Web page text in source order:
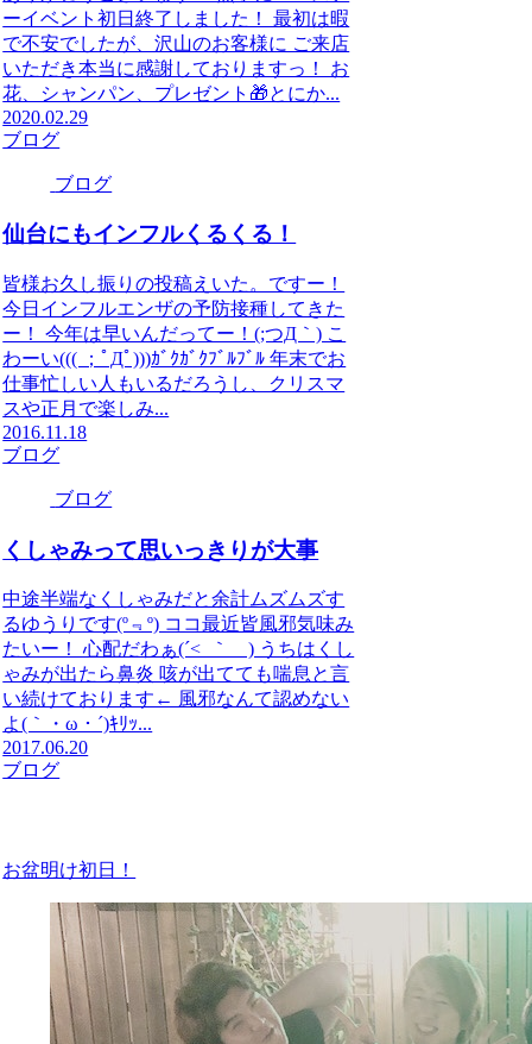
ーイベント初日終了しました！ 最初は暇
で不安でしたが、沢山のお客様に ご来店
いただき本当に感謝しておりますっ！ お
花、シャンパン、プレゼント🎁とにか...
2020.02.29
ブログ
ブログ
仙台にもインフルくるくる！
皆様お久し振りの投稿えいた。ですー！
今日インフルエンザの予防接種してきた
ー！ 今年は早いんだってー！(;つД｀) こ
わーい((( ；ﾟДﾟ)))ｶﾞｸｶﾞｸﾌﾞﾙﾌﾞﾙ 年末でお
仕事忙しい人もいるだろうし、クリスマ
スや正月で楽しみ...
2016.11.18
ブログ
ブログ
くしゃみって思いっきりが大事
中途半端なくしゃみだと余計ムズムズす
るゆうりです(º﹃º) ココ最近皆風邪気味み
たいー！ 心配だわぁ(´<_｀ ) うちはくし
ゃみが出たら鼻炎 咳が出てても喘息と言
い続けております← 風邪なんて認めない
よ(｀・ω・´)ｷﾘｯ...
2017.06.20
ブログ
お盆明け初日！